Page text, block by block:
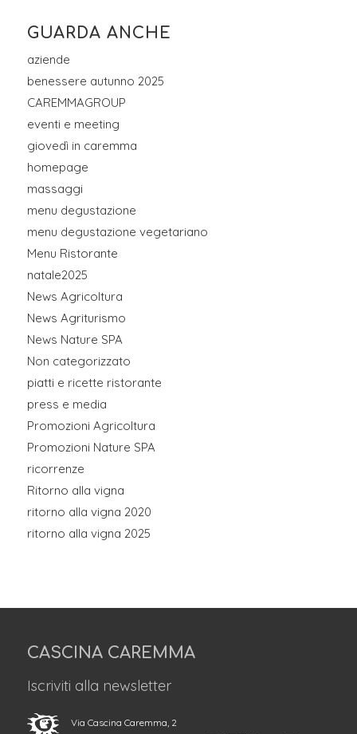
GUARDA ANCHE
aziende
benessere autunno 2025
CAREMMAGROUP
eventi e meeting
giovedì in caremma
homepage
massaggi
menu degustazione
menu degustazione vegetariano
Menu Ristorante
natale2025
News Agricoltura
News Agriturismo
News Nature SPA
Non categorizzato
piatti e ricette ristorante
press e media
Promozioni Agricoltura
Promozioni Nature SPA
ricorrenze
Ritorno alla vigna
ritorno alla vigna 2020
ritorno alla vigna 2025
CASCINA CAREMMA
Iscriviti alla newsletter
Via Cascina Caremma, 2